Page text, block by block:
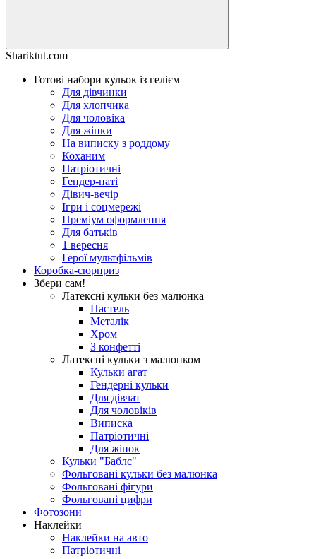
Shariktut.com
Готові набори кульок із гелієм
Для дівчинки
Для хлопчика
Для чоловіка
Для жінки
На виписку з роддому
Коханим
Патріотичні
Гендер-паті
Дівич-вечір
Ігри і соцмережі
Преміум оформлення
Для батьків
1 вересня
Герої мультфільмів
Коробка-сюрприз
Збери сам!
Латексні кульки без малюнка
Пастель
Металік
Хром
З конфетті
Латексні кульки з малюнком
Кульки агат
Гендерні кульки
Для дівчат
Для чоловіків
Виписка
Патріотичні
Для жінок
Кульки "Баблс"
Фольговані кульки без малюнка
Фольговані фігури
Фольговані цифри
Фотозони
Наклейки
Наклейки на авто
Патріотичні